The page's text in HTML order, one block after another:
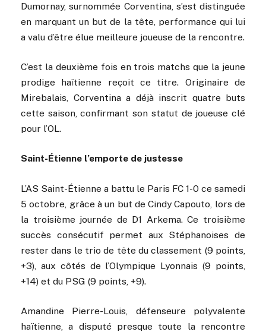
Dumornay, surnommée Corventina, s’est distinguée
en marquant un but de la tête, performance qui lui
a valu d’être élue meilleure joueuse de la rencontre.
C’est la deuxième fois en trois matchs que la jeune
prodige haïtienne reçoit ce titre. Originaire de
Mirebalais, Corventina a déjà inscrit quatre buts
cette saison, confirmant son statut de joueuse clé
pour l’OL.
Saint-Étienne l’emporte de justesse
L’AS Saint-Étienne a battu le Paris FC 1-0 ce samedi
5 octobre, grâce à un but de Cindy Capouto, lors de
la troisième journée de D1 Arkema. Ce troisième
succès consécutif permet aux Stéphanoises de
rester dans le trio de tête du classement (9 points,
+3), aux côtés de l’Olympique Lyonnais (9 points,
+14) et du PSG (9 points, +9).
Amandine Pierre-Louis, défenseure polyvalente
haïtienne, a disputé presque toute la rencontre